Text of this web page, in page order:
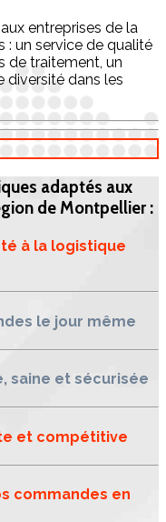
entreprises de la
: un service de qualité
de traitement, un
diversité dans les
adaptés aux
de Montpellier :
à la logistique
le jour même
saine et sécurisée
et compétitive
commandes en